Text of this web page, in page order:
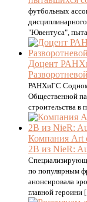
футбольных
"Ювентуса",
Доцент
РАНХиГС Содном
Общественной
строительства в
Компания Art
2B из NieR:
по популярным
анонсировала
главной